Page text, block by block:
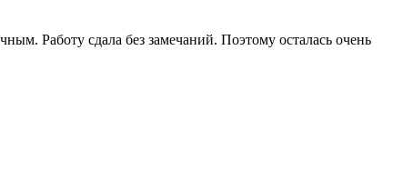
Работу сдала без замечаний. Поэтому осталась очень